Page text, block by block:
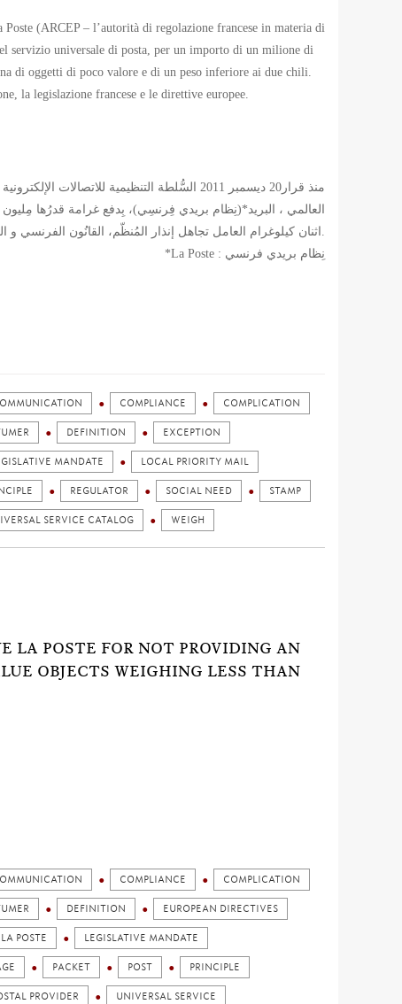
(ARCEP – l’autorità di regolazione francese in materia di
servizio universale di posta, per un importo di un milione di
di oggetti di poco valore e di un peso inferiore ai due chili.
la legislazione francese e le direttive europee.
منذ قرار20 ديسمبر 2011 السُّلطة التنظيمية
العالمي ، البريد*(نِظام بريدي فِرنسِي)، بِدفع غرامة قدرُها
اثنان كيلوغرام العامل تجاهل إنذار المُنظّم، القانُون الفرنسي و التوجيهات المُجتمعِية.
*La Poste : نِظام بريدي فرنسي
COMPLIANCE COMPLICATION
DEFINITION EXCEPTION
MANDATE LOCAL PRIORITY MAIL
REGULATOR SOCIAL NEED STAMP
SERVICE CATALOG WEIGH
LA POSTE FOR NOT PROVIDING AN
OBJECTS WEIGHING LESS THAN
COMPLIANCE COMPLICATION
DEFINITION EUROPEAN DIRECTIVES
LA POSTE LEGISLATIVE MANDATE
PACKET POST PRINCIPLE
PROVIDER UNIVERSAL SERVICE